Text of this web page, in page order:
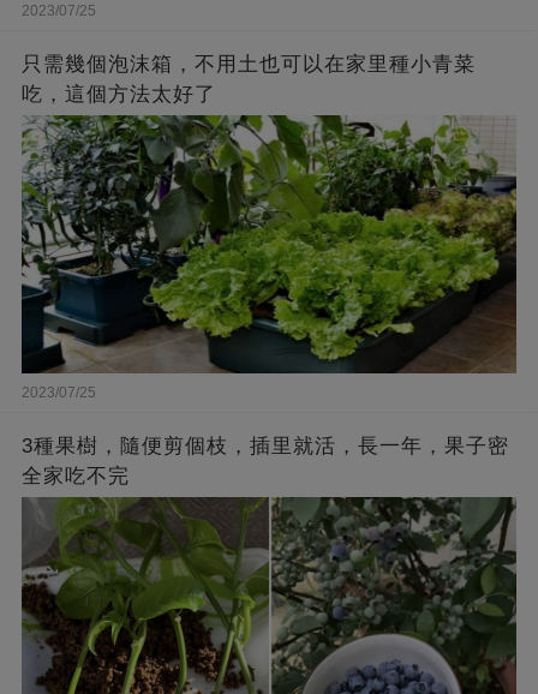
2023/07/25
只需幾個泡沫箱，不用土也可以在家里種小青菜
吃，這個方法太好了
2023/07/25
3種果樹，隨便剪個枝，插里就活，長一年，果子密
全家吃不完